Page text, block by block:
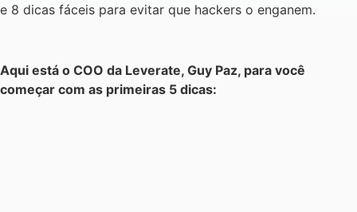
e 8 dicas fáceis para evitar que hackers o enganem.
Aqui está o COO da Leverate, Guy Paz, para você
começar com as primeiras 5 dicas: